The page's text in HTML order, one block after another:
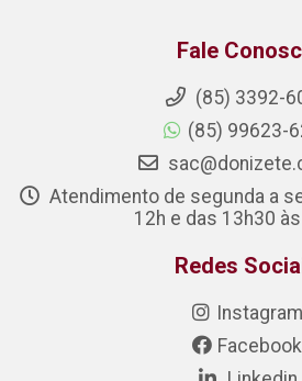
Fale
(85) 3392-
(85) 99623-
Atendimento de segunda a
12h e das 13h30
Redes
Instagram
Facebook